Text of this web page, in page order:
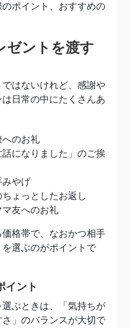
ポイント、おすすめの
ゼントを渡す
はないけれど、感謝や
日常の中にたくさんあ
へのお礼
になりました」のご挨
みやげ
ょっとしたお返し
友へのお礼
格帯で、なおかつ相手
選ぶのがポイントで
イント
ぶときは、「気持ちが
」のバランスが大切で